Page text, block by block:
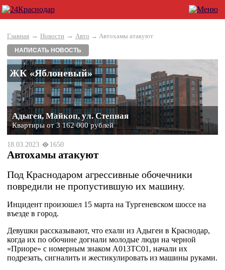
Главная → Новости → Авто → Автохамы атакуют
НАПИСАТЬ НОВОСТЬ
ЖК «Яблоневый»
Адыгея, Майкоп, ул. Степная
Квартиры от 3 162 000 рублей
18.03.2023 1650
Автохамы атакуют
Под Краснодаром агрессивные обочечники
повредили не пропустившую их машину.
Инцидент произошел 15 марта на Тургеневском шоссе на
въезде в город.
Девушки рассказывают, что ехали из Адыгеи в Краснодар,
когда их по обочине догнали молодые люди на черной
«Приоре» с номерным знаком А013ТС01, начали их
подрезать, сигналить и жестикулировать из машины руками.